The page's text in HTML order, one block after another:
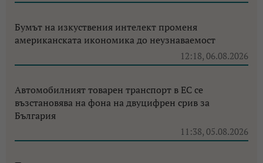
Бумът на изкуствения интелект променя
американската икономика до неузнаваемост
12:18, 06.08.2026
Автомобилният товарен транспорт в ЕС се
възстановява на фона на двуцифрен срив за
България
11:38, 05.08.2026